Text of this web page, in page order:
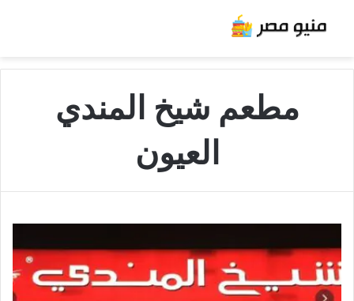
مطعم شيخ المندي
العيون